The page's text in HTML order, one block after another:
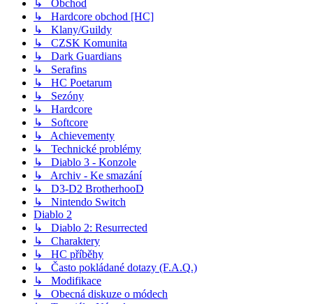
↳ Obchod
↳ Hardcore obchod [HC]
↳ Klany/Guildy
↳ CZSK Komunita
↳ Dark Guardians
↳ Serafins
↳ HC Poetarum
↳ Sezóny
↳ Hardcore
↳ Softcore
↳ Achievementy
↳ Technické problémy
↳ Diablo 3 - Konzole
↳ Archiv - Ke smazání
↳ D3-D2 BrotherhooD
↳ Nintendo Switch
Diablo 2
↳ Diablo 2: Resurrected
↳ Charaktery
↳ HC příběhy
↳ Často pokládané dotazy (F.A.Q.)
↳ Modifikace
↳ Obecná diskuze o módech